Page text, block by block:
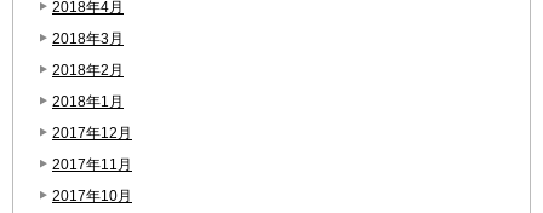
2018年4月
2018年3月
2018年2月
2018年1月
2017年12月
2017年11月
2017年10月